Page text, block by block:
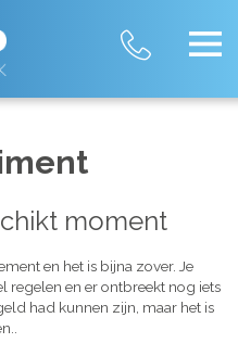
moment
en het is bijna zover. Je
regelen en er ontbreekt nog iets
had kunnen zijn, maar het is